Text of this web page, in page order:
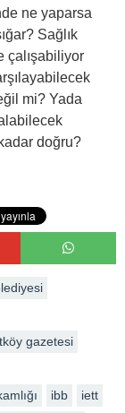
ne yaparsa
Sağlık
çalışabiliyor
mi? Yada
doğru?
gazetesi
ibb
iett